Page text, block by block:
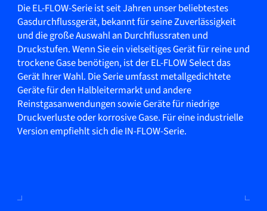
Die EL-FLOW-Serie ist seit Jahren unser beliebtestes
Gasdurchflussgerät, bekannt für seine Zuverlässigkeit
und die große Auswahl an Durchflussraten und
Druckstufen. Wenn Sie ein vielseitiges Gerät für reine und
trockene Gase benötigen, ist der EL-FLOW Select das
Gerät Ihrer Wahl. Die Serie umfasst metallgedichtete
Geräte für den Halbleitermarkt und andere
Reinstgasanwendungen sowie Geräte für niedrige
Druckverluste oder korrosive Gase. Für eine industrielle
Version empfiehlt sich die IN-FLOW-Serie.